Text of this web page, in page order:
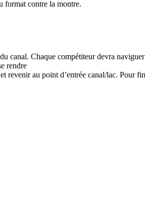
format contre la montre.
canal. Chaque compétiteur devra
rendre
revenir au point d’entrée canal/lac. Pour